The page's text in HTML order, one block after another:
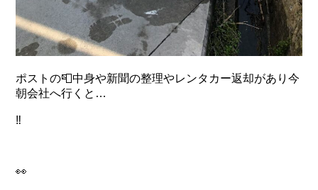
ポストの📮中身や新聞の整理やレンタカー返却があり今
朝会社へ行くと…
‼️
👀